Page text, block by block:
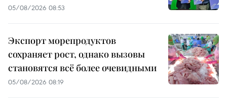
05/08/2026 08:53
Экспорт морепродуктов
сохраняет рост, однако вызовы
становятся всё более очевидными
05/08/2026 08:19